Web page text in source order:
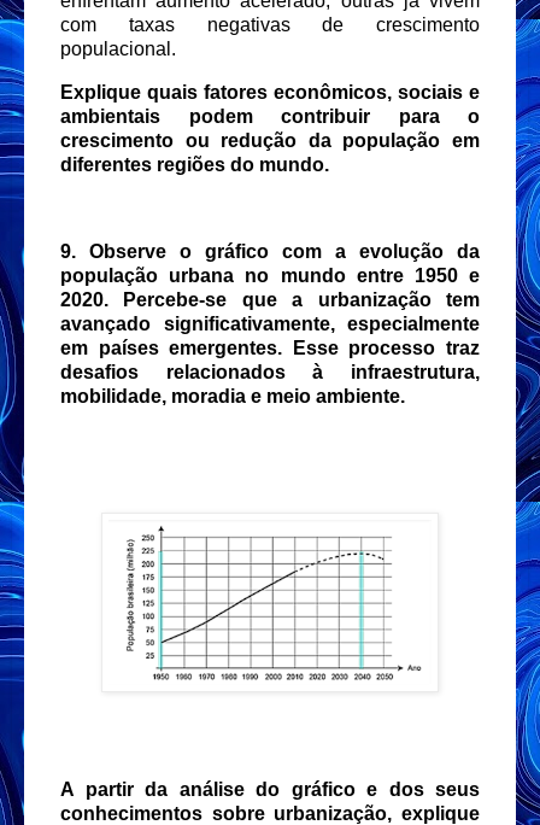
com taxas negativas de crescimento
populacional.
Explique quais fatores econômicos, sociais e
ambientais podem contribuir para o
crescimento ou redução da população em
diferentes regiões do mundo.
9. Observe o gráfico com a evolução da
população urbana no mundo entre 1950 e
2020. Percebe-se que a urbanização tem
avançado significativamente, especialmente
em países emergentes. Esse processo traz
desafios relacionados à infraestrutura,
mobilidade, moradia e meio ambiente.
A partir da análise do gráfico e dos seus
conhecimentos sobre urbanização, explique